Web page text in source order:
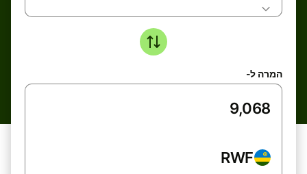
המרה ל-
RWF